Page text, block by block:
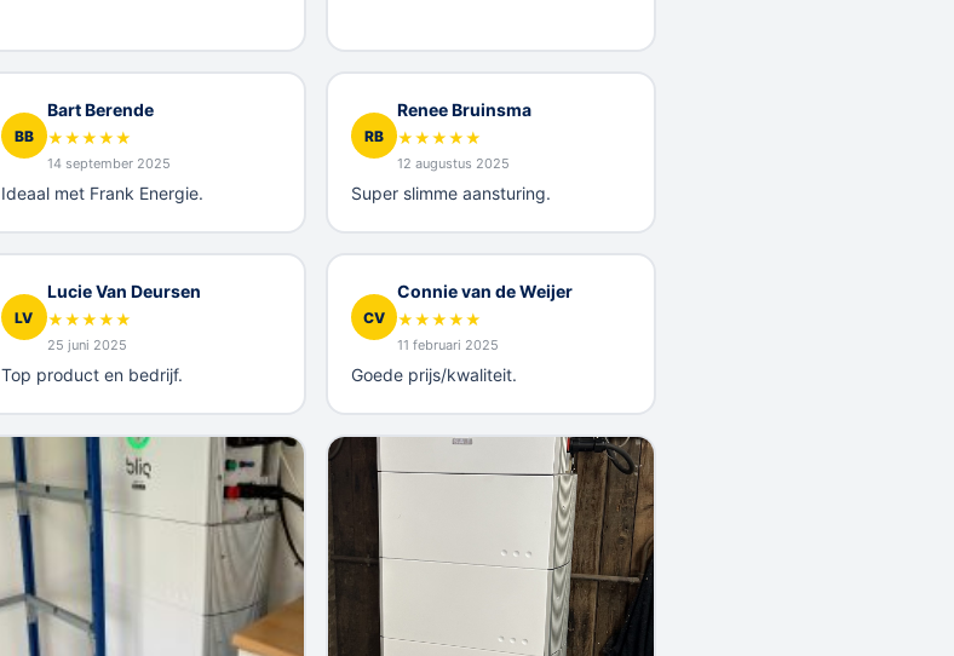
BB
Bart Berende
★★★★★
14 september 2025
Ideaal met Frank Energie.
RB
Renee Bruinsma
★★★★★
12 augustus 2025
Super slimme aansturing.
LV
Lucie Van Deursen
★★★★★
25 juni 2025
Top product en bedrijf.
CV
Connie van de Weijer
★★★★★
11 februari 2025
Goede prijs/kwaliteit.